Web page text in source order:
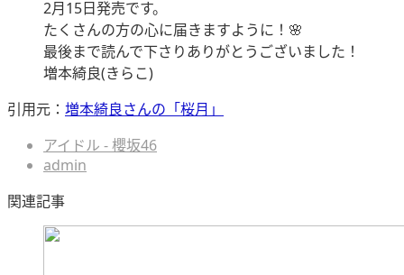
2月15日発売です。
たくさんの方の心に届きますように！🌸
最後まで読んで下さりありがとうございました！
増本綺良(きらこ)
引用元： 増本綺良さんの「桜月」
アイドル - 櫻坂46
admin
関連記事